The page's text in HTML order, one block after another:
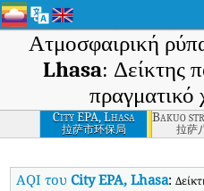
Ατμοσφαιρική
Lhasa: Δείκτης
City EPA, Lhasa
拉萨市环保局
Bakuo
拉萨
AQI τουCity EPA, Lhasa: